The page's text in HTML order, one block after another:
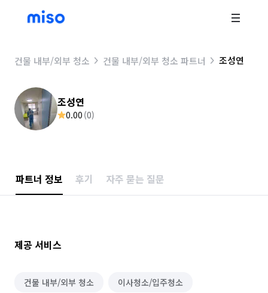
건물 내부/외부 청소 건물 내부/외부 청소 파트너 조성연
조성연
0.00 (0)
파트너 정보 후기 자주 묻는 질문
제공 서비스
건물 내부/외부 청소 이사청소/입주청소